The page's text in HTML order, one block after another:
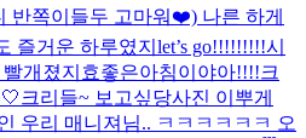
반쪽이들두 고마워❤️) 나른 하게
즐거운 하루였지 let’s go!!!!!!!!!시
개졌지효좋은아침이야아!!!!크
크리들~ 보고싶당사진 이뿌게
우리 매니져님.. ㅋㅋㅋㅋㅋㅋ 오